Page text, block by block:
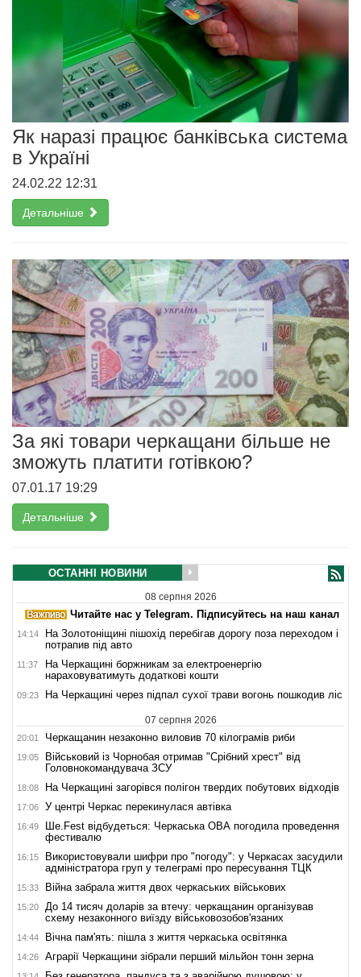
Як наразі працює банківська система
в Україні
24.02.22 12:31
Детальніше
За які товари черкащани більше не
зможуть платити готівкою?
07.01.17 19:29
Детальніше
ОСТАННІ НОВИНИ
08 серпня 2026
Читайте нас у Telegram. Підписуйтесь на наш канал
14:14
На Золотоніщині пішохід перебігав дорогу поза переходом і
потрапив під авто
11:37
На Черкащині боржникам за електроенергію
нараховуватимуть додаткові кошти
09:23 На Черкащині через підпал сухої трави вогонь пошкодив ліс
07 серпня 2026
20:01 Черкащанин незаконно виловив 70 кілограмів риби
19:05
Військовий із Чорнобая отримав "Срібний хрест" від
Головнокомандувача ЗСУ
18:08 На Черкащині загорівся полігон твердих побутових відходів
17:06 У центрі Черкас перекинулася автівка
16:49
Ше.Fest відбудеться: Черкаська ОВА погодила проведення
фестивалю
16:15
Використовували шифри про "погоду": у Черкасах засудили
адміністратора груп у телеграмі про пересування ТЦК
15:33 Війна забрала життя двох черкаських військових
15:20
До 14 тисяч доларів за втечу: черкащанин організував
схему незаконного виїзду військовозобов'язаних
14:44 Вічна пам'ять: пішла з життя черкаська освітянка
14:26 Аграрії Черкащини зібрали перший мільйон тонн зерна